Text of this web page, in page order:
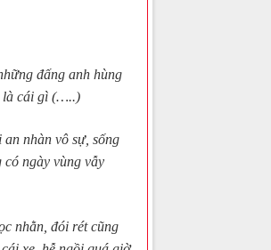
đấng anh hùng
là cái gì (…..)
nhàn vô sự, sống
ngày vùng vẫy
nhằn, đói rét cũng